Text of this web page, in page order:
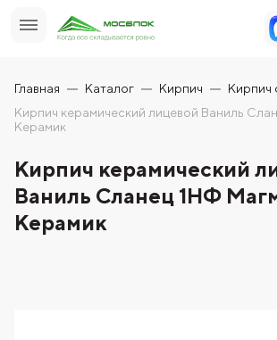
Главная Каталог Кирпич
Кирпич
Кирпич керамический лицевой Ваниль
Керамик
Кирпич керамический
Ваниль Сланец 1НФ
Керамик